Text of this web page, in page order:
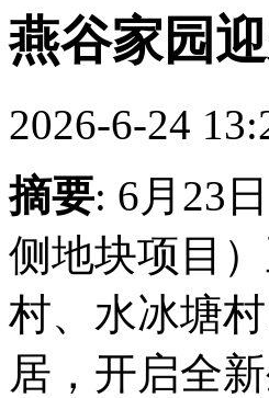
燕谷家园
2026-6-24
摘要: 6月23
侧地块项目
村、水冰塘
居，开启全